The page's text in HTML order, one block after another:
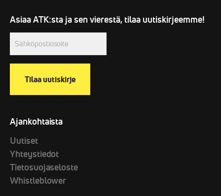
Asiaa ATK:sta ja sen vierestä, tilaa uutiskirjeemme!
Ajankohtaista
Uutiset
Yhteystiedot
Tietosuojaseloste
Whistleblower